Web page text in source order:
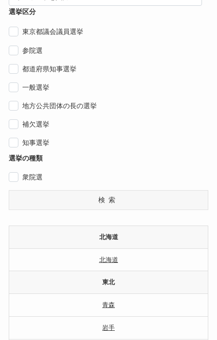
選挙区分
東京都議会議員選挙
参院選
都道府県知事選挙
一般選挙
地方公共団体の長の選挙
補欠選挙
知事選挙
選挙の種類
衆院選
検索
北海道
北海道
東北
青森
岩手